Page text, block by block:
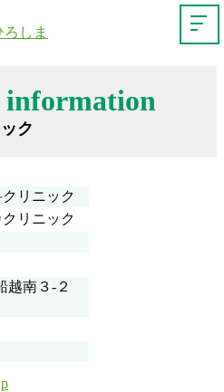
information
ク
リニック
リニック
越南３-２